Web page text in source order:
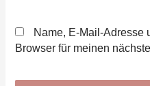
Name, E-Mail-Adresse
Browser für meinen